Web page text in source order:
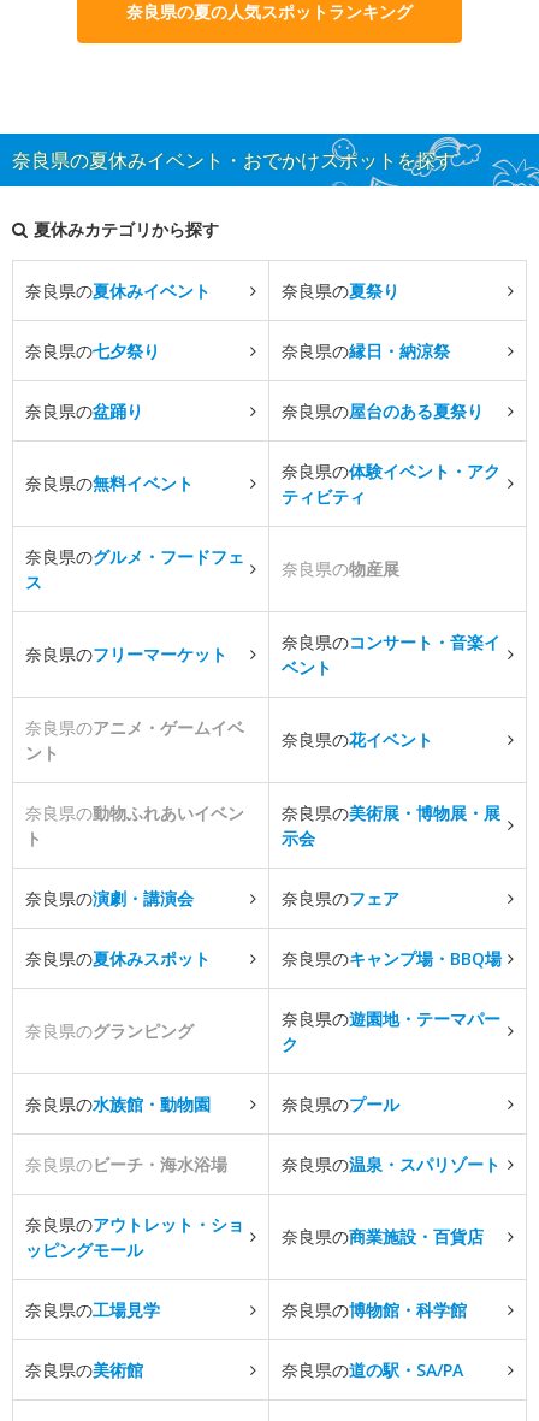
奈良県の夏の人気スポットランキング
奈良県の夏休みイベント・おでかけスポットを探す
夏休みカテゴリから探す
奈良県の夏休みイベント 奈良県の夏祭り
奈良県の七夕祭り 奈良県の縁日・納涼祭
奈良県の盆踊り 奈良県の屋台のある夏祭り
奈良県の無料イベント
奈良県の体験イベント・アク
ティビティ
奈良県のグルメ・フードフェ
ス
奈良県の物産展
奈良県のフリーマーケット
奈良県のコンサート・音楽イ
ベント
奈良県のアニメ・ゲームイベ
ント
奈良県の花イベント
奈良県の動物ふれあいイベン
ト
奈良県の美術展・博物展・展
示会
奈良県の演劇・講演会 奈良県のフェア
奈良県の夏休みスポット 奈良県のキャンプ場・BBQ場
奈良県のグランピング
奈良県の遊園地・テーマパー
ク
奈良県の水族館・動物園 奈良県のプール
奈良県のビーチ・海水浴場 奈良県の温泉・スパリゾート
奈良県のアウトレット・ショ
ッピングモール
奈良県の商業施設・百貨店
奈良県の工場見学 奈良県の博物館・科学館
奈良県の美術館 奈良県の道の駅・SA/PA